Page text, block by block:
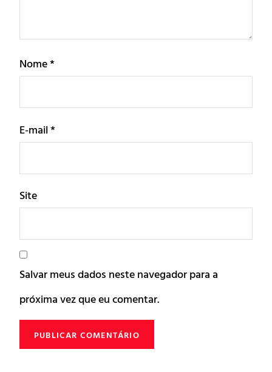
Nome*
E-mail*
Site
Salvar meus dados neste navegador para a
próxima vez que eu comentar.